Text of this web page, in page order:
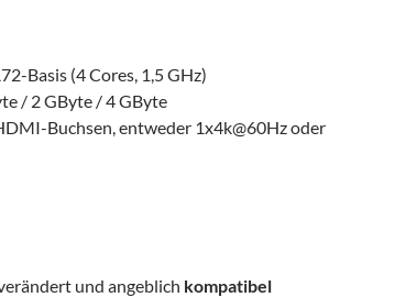
Basis (4 Cores, 1,5 GHz)
/ 2 GByte / 4 GByte
Buchsen, entweder 1x4k@60Hz oder
und angeblich kompatibel